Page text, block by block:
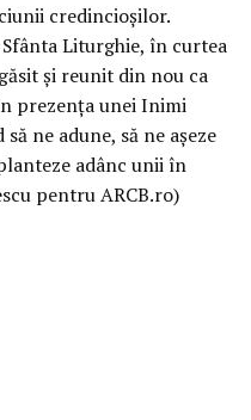
credincioșilor.
Liturghie, în curtea
și reunit din nou ca
prezența unei Inimi
ne adune, să ne așeze
adânc unii în
pentru ARCB.ro)